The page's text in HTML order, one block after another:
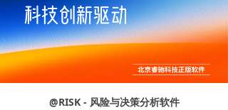
@RISK - 风险与决策分析软件